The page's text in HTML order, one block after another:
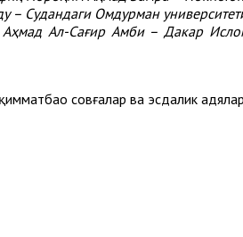
– Судандаги Омдурман
Ал-Сағир Амби – Дакар
совғалар ва эсдалик